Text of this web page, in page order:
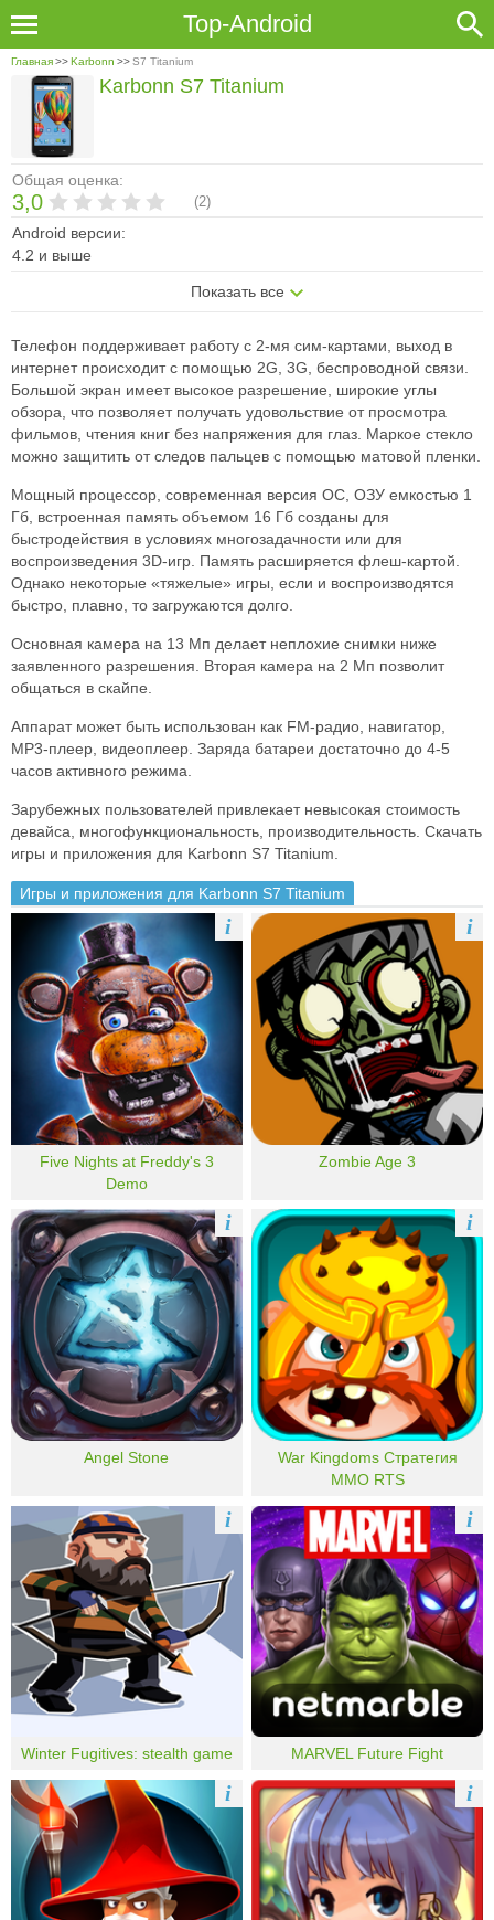
Top-Android
Главная>>Karbonn >>S7 Titanium
Общая оценка:
3,0 (2)
Android версии:
4.2 и выше
Показать все
Karbonn S7 Titanium
Телефон поддерживает работу с 2-мя сим-картами, выход в
интернет происходит с помощью 2G, 3G, беспроводной связи.
Большой экран имеет высокое разрешение, широкие углы
обзора, что позволяет получать удовольствие от просмотра
фильмов, чтения книг без напряжения для глаз. Маркое стекло
можно защитить от следов пальцев с помощью матовой пленки.
Мощный процессор, современная версия ОС, ОЗУ емкостью 1
Гб, встроенная память объемом 16 Гб созданы для
быстродействия в условиях многозадачности или для
воспроизведения 3D-игр. Память расширяется флеш-картой.
Однако некоторые «тяжелые» игры, если и воспроизводятся
быстро, плавно, то загружаются долго.
Основная камера на 13 Мп делает неплохие снимки ниже
заявленного разрешения. Вторая камера на 2 Мп позволит
общаться в скайпе.
Аппарат может быть использован как FM-радио, навигатор,
MP3-плеер, видеоплеер. Заряда батареи достаточно до 4-5
часов активного режима.
Зарубежных пользователей привлекает невысокая стоимость
девайса, многофункциональность, производительность. Скачать
игры и приложения для Karbonn S7 Titanium.
Игры и приложения для Karbonn S7 Titanium
Five Nights at Freddy's 3
Demo
i
Zombie Age 3
i
Angel Stone
i
War Kingdoms Стратегия
MMO RTS
i
Winter Fugitives: stealth game
i
MARVEL Future Fight
i
i i